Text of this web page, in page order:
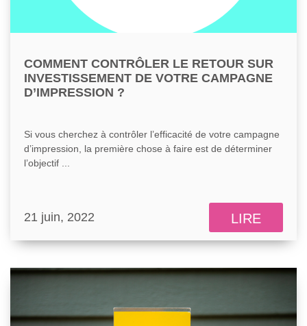
COMMENT CONTRÔLER LE RETOUR SUR
INVESTISSEMENT DE VOTRE CAMPAGNE
D’IMPRESSION ?
Si vous cherchez à contrôler l’efficacité de votre campagne
d’impression, la première chose à faire est de déterminer
l’objectif ...
21 juin, 2022 LIRE